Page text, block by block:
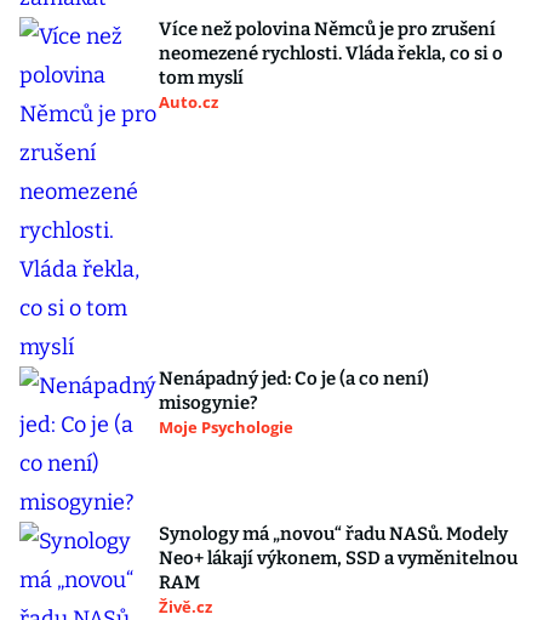
Více než polovina Němců je pro zrušení
neomezené rychlosti. Vláda řekla, co si o
tom myslí
Auto.cz
Nenápadný jed: Co je (a co není)
misogynie?
Moje Psychologie
Synology má „novou“ řadu NASů. Modely
Neo+ lákají výkonem, SSD a vyměnitelnou
RAM
Živě.cz